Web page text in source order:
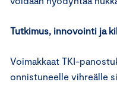
Tutkimus, innovointi ja
Voimakkaat TKI-
onnistuneelle vihreälle